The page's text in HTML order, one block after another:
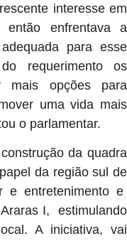
interesse em
então enfrentava a
para esse
requerimento os
mais opções para
uma vida mais
o parlamentar.
da quadra
da região sul de
e entretenimento e
I, estimulando
A iniciativa, vai